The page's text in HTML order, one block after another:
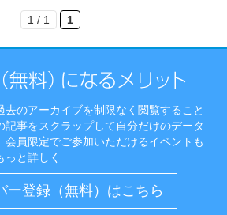
1 / 1 1
去のアーカイブを制限なく閲覧すること
記事をスクラップして自分だけのデータ
会員限定でご参加いただけるイベントも
っと詳しく
ー登録（無料）はこちら